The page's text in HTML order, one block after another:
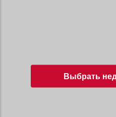
Выбрать